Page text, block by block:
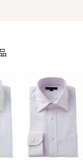
は一線を
味に開く絶
をアンタイ
るのが非